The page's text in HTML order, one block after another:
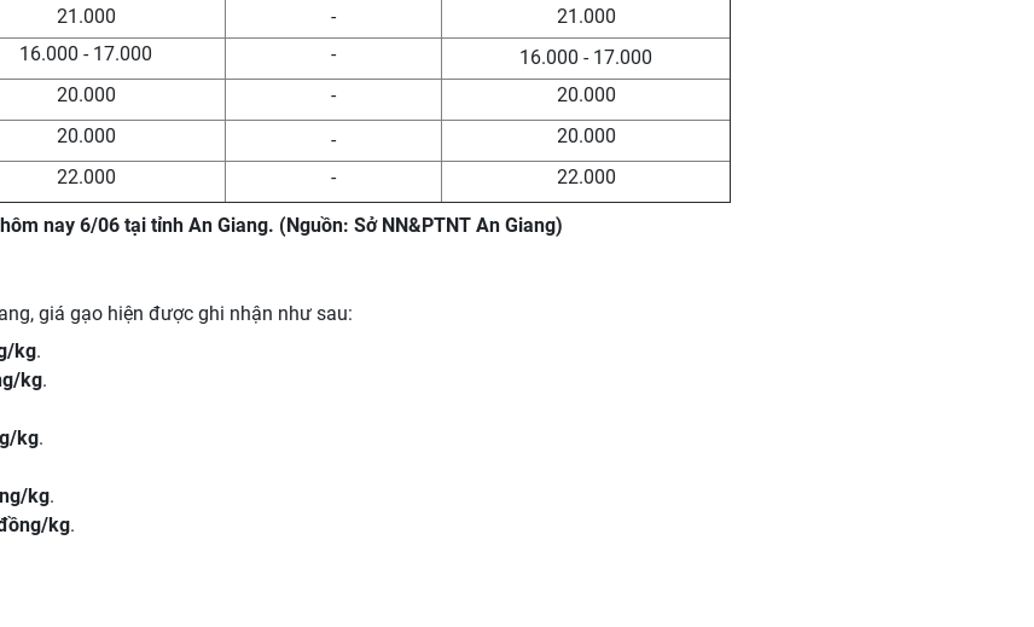
21.000 -
21.000
16.000 - 17.000 -
16.000 - 17.000
20.000 -
20.000
20.000 -
20.000
22.000 - 22.000
nay 6/06 tại tỉnh An Giang. (Nguồn: Sở NN&PTNT An Giang)
giá gạo hiện được ghi nhận như sau:
kg.
kg.
kg.
kg.
kg.